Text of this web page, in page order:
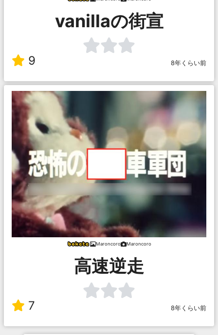
vanillaの街宣
9 8年くらい前
Maroncoro Maroncoro
高速逆走
7 8年くらい前